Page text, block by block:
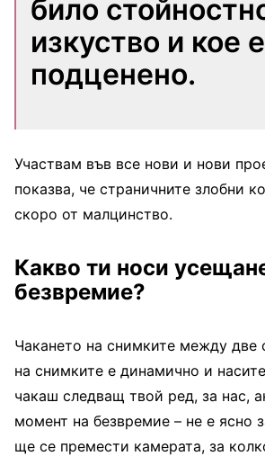
било
изкуство и кое
подценено.
Участвам във все нови и нови
показва, че страничните злобни
скоро от малцинство.
Какво ти носи
безвремие?
Чакането на снимките между две
на снимките е динамично и
чакаш следващ твой ред, за нас,
момент на безвремие – не е ясно
ще се премести камерата, за